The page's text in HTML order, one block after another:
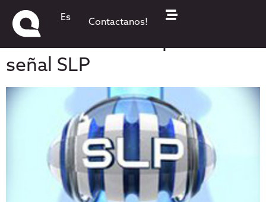
Es Contactanos!
Somos Noticias – QKStudio
en IndiaSoft 2011 por la
señal SLP